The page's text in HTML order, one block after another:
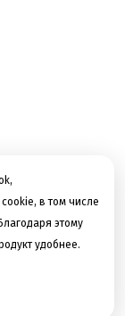
в том числе
этому
удобнее.